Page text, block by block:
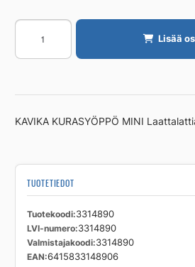
Lattia-
kaivoliitännällä
KURASYÖPPÖ
400x600
Lisää
KAVIKA KURASYÖPPÖ MINI
TUOTETIEDOT
Tuotekoodi 3314890
LVI-numero 3314890
Valmistajakoodi 3314890
EAN 6415833148906